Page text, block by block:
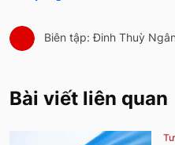
Biên tập: Đinh Thuỳ
Bài viết liên quan